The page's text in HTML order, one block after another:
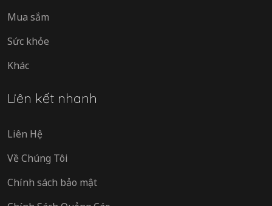
Mua sắm
Sức khỏe
Khác
Liên kết nhanh
Liên Hệ
Về Chúng Tôi
Chính sách bảo mật